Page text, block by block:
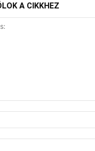
A CIKKHEZ